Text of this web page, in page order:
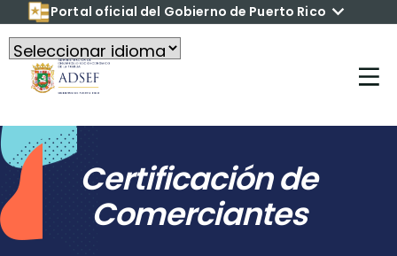
Portal oficial del Gobierno de Puerto Rico
Con la tecnología deTraductor de Google
Certificación de
Comerciantes